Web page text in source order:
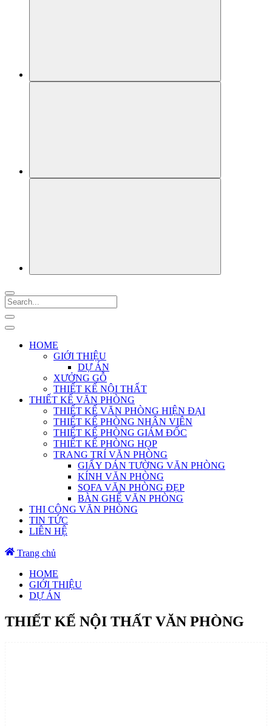
HOME
GIỚI THIỆU
DỰ ÁN
XƯỞNG GỖ
THIẾT KẾ NỘI THẤT
THIẾT KẾ VĂN PHÒNG
THIẾT KẾ VĂN PHÒNG HIỆN ĐẠI
THIẾT KẾ PHÒNG NHÂN VIÊN
THIẾT KẾ PHÒNG GIÁM ĐỐC
THIẾT KẾ PHÒNG HỌP
TRANG TRÍ VĂN PHÒNG
GIẤY DÁN TƯỜNG VĂN PHÒNG
KÍNH VĂN PHÒNG
SOFA VĂN PHÒNG ĐẸP
BÀN GHẾ VĂN PHÒNG
THI CÔNG VĂN PHÒNG
TIN TỨC
LIÊN HỆ
Trang chủ
HOME
GIỚI THIỆU
DỰ ÁN
THIẾT KẾ NỘI THẤT VĂN PHÒNG